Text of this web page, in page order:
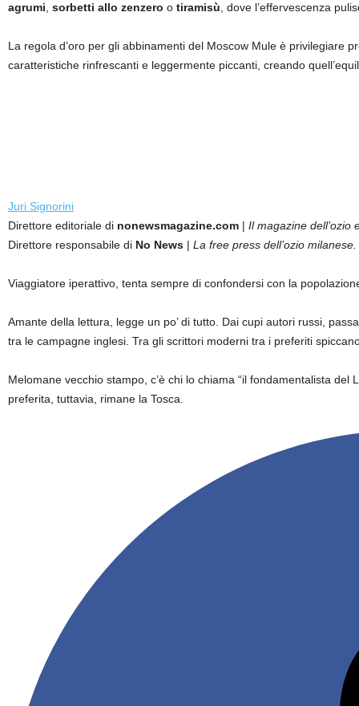
agrumi sorbetti allo zenzero o tiramisù , dove l’effervescenza
La regola d’oro per gli abbinamenti del Moscow Mule è privilegiare
caratteristiche rinfrescanti e leggermente piccanti, creando
Juri Signorini
Direttore editoriale di nonewsmagazine.com | Il magazine dell’ozio
Direttore responsabile di No News | La free press dell’ozio milanese.
Viaggiatore iperattivo, tenta sempre di confondersi con la
Amante della lettura, legge un po’ di tutto. Dai cupi autori russi,
tra le campagne inglesi. Tra gli scrittori moderni tra i preferiti
Melomane vecchio stampo, c’è chi lo chiama “il fondamentalista
preferita, tuttavia, rimane la Tosca.